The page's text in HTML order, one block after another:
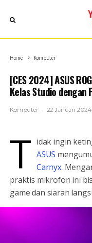
Home Komputer
[CES 2024] ASUS
Kelas Studio dengan
Komputer · 22 Januari 2024
T idak ingin
ASUS
Carnyx.
praktis mikrofon ini
game dan siaran